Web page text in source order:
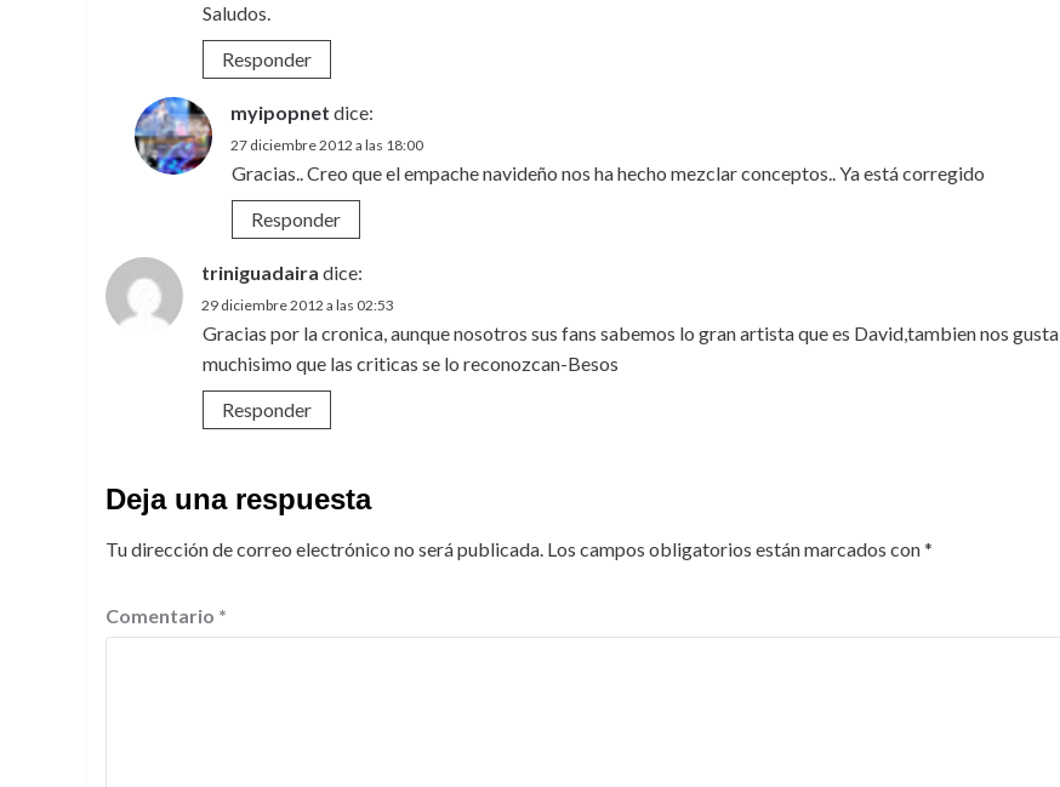
Saludos.
Responder
myipopnet dice:
27 diciembre 2012 a las 18:00
Gracias.. Creo que el empache navideño nos ha hecho mezclar conceptos.. Ya está corregido
Responder
triniguadaira dice:
29 diciembre 2012 a las 02:53
Gracias por la cronica, aunque nosotros sus fans sabemos lo gran artista que es David,tambien nos gusta
muchisimo que las criticas se lo reconozcan-Besos
Responder
Deja una respuesta
Tu dirección de correo electrónico no será publicada. Los campos obligatorios están marcados con*
Comentario *